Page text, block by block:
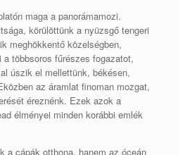
maga a panorámamozi.
körülöttünk a nyüzsgő tengeri
meghökkentő közelségben,
többsoros fűrészes fogazatot,
úszik el mellettünk, békésen,
az áramlat finoman mozgat,
éreznénk. Ezek azok a
élményei minden korábbi emlék
a cápák otthona, hanem az óceán